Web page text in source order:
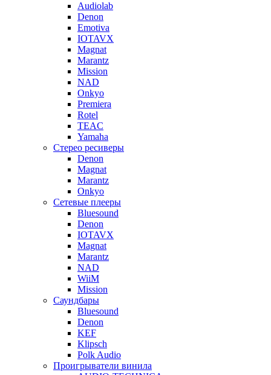
Audiolab
Denon
Emotiva
IOTAVX
Magnat
Marantz
Mission
NAD
Onkyo
Premiera
Rotel
TEAC
Yamaha
Стерео ресиверы
Denon
Magnat
Marantz
Onkyo
Сетевые плееры
Bluesound
Denon
IOTAVX
Magnat
Marantz
NAD
WiiM
Mission
Саундбары
Bluesound
Denon
KEF
Klipsch
Polk Audio
Проигрыватели винила